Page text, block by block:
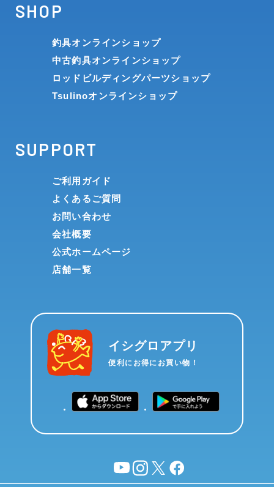
SHOP
釣具オンラインショップ
中古釣具オンラインショップ
ロッドビルディングパーツショップ
Tsulinoオンラインショップ
SUPPORT
ご利用ガイド
よくあるご質問
お問い合わせ
会社概要
公式ホームページ
店舗一覧
イシグロアプリ
便利にお得にお買い物！
YouTubeinstagram
X facebook